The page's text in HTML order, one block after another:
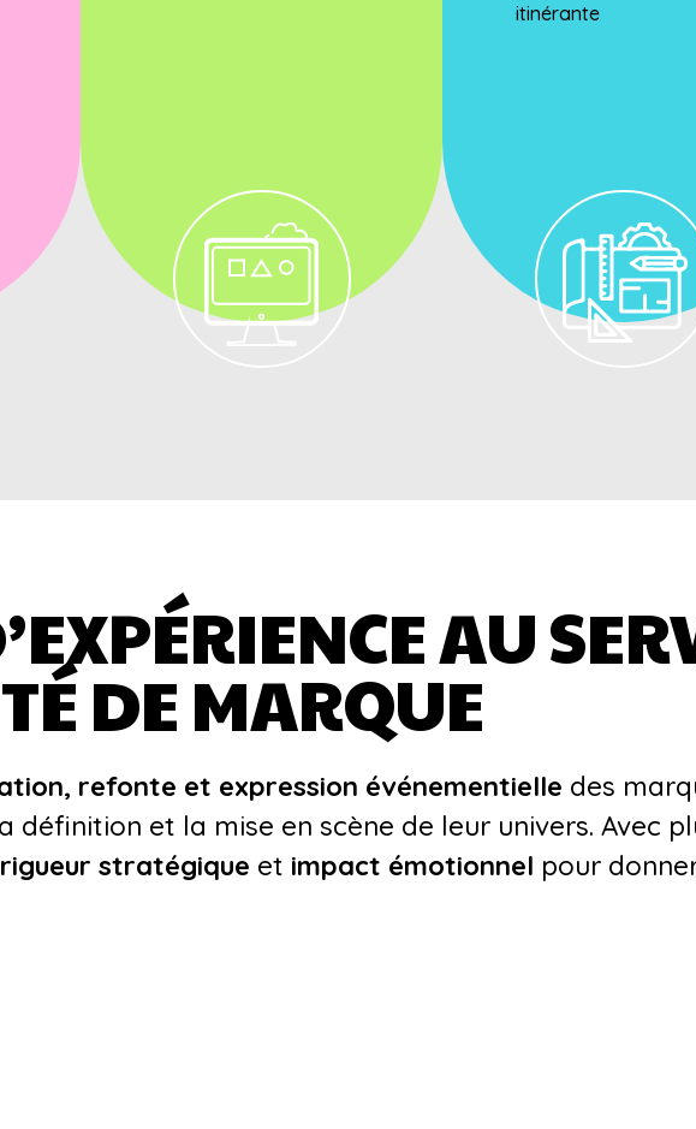
itinérante
AU
DE MARQUE
refonte et expression événementielle des
définition et la mise en scène de leur univers. Avec
rigueur stratégique et impact émotionnel pour